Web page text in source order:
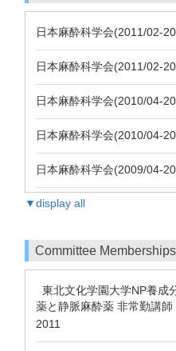
日本麻酔科学会(2011/02-
日本麻酔科学会(2011/02-
日本麻酔科学会(2010/04-
日本麻酔科学会(2010/04-
日本麻酔科学会(2009/04-
▼display all
Committee Memberships
東北文化学園大学NP養成
薬と静脈麻酔薬 非常勤講師
2011